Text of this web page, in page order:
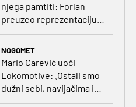
njega pamtiti: Forlan
preuzeo reprezentaciju
Urugvaja!
NOGOMET
Mario Carević uoči
Lokomotive: „Ostali smo
dužni sebi, navijačima i
klubu. Očekujem dobru